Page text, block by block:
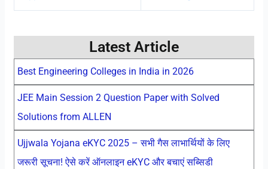
Latest Article
Best Engineering Colleges in India in 2026
JEE Main Session 2 Question Paper with Solved
Solutions from ALLEN
Ujjwala Yojana eKYC 2025 – सभी गैस लाभार्थियों के लिए
जरूरी सूचना! ऐसे करें ऑनलाइन eKYC और बचाएं सब्सिडी